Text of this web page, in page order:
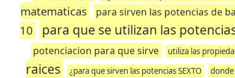
matematicas
para sirven las potencias de
10
para que se utilizan las
potenciacion para que sirve utiliza las
raices
¿para que sirven las potencias SEXTO donde